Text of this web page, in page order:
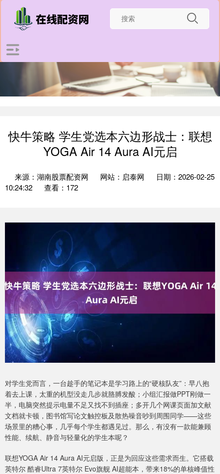
快牛策略 学生党选本六边形战士：联想
YOGA Air 14 Aura AI元启
来源：湖南股票配资网 网站：启泰网
日期：2026-02-25
10:24:32
查看：172
对学生党而言，一台趁手的笔记本是学习路上的“硬核队友”：早八抱
着去上课，太重的机型没走几步就胳膊发酸；小组汇报做PPT刚做一
半，电脑突然提示电量不足又找不到插座；多开几个网课页面加文献
文档就卡顿，图书馆写论文触控板及散热噪音吵到周围同学——这些
场景里的糟心事，几乎每个学生都遇见过。那么，有没有一款能兼顾
性能、续航、静音与轻量化的学生本呢？
联想YOGA Air 14 Aura AI元启版，正是为回应这些需求而生。它搭载
英特尔 酷睿Ultra 7英特尔 Evo旗舰 AI超能本，带来18%的单核峰值性